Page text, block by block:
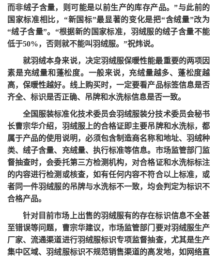
而非绒子含量，则可能是以前生产的库存产品。”与此前的
国家标准相比，“新国标”最显著的变化是把“含绒量”改为
“绒子含量”。“根据新的国家标准，羽绒服的绒子含量不能
低于50%，否则就不能叫羽绒服。”祝炜说。
就羽绒本身来说，决定羽绒服保暖性能最重要的两项因
素是充绒量和蓬松度。一般来说，充绒量越多、蓬松度越
高，保暖性越好。线上购买时，一定要看产品标签信息是否
齐全、标识是否正确、吊牌和水洗标信息是否一致。
全国服装标准化技术委员会羽绒服装分技术委员会秘书
长曹宗华介绍，羽绒服上的合格证即主要吊牌和水洗标，都
属于产品的使用说明，必须包含制造商名称和地址、羽绒种
类、绒子含量、充绒量、执行标准等信息。市场监管部门监
督抽查时，会委托第三方检测机构，对合格证和水洗标标注
的内容进行检测或核查，如有任何内容不符合以上标准，或
者同一件羽绒服的吊牌与水洗标不一致，均会判定为标识不
合格产品。
针对目前市场上出售的羽绒服有的存在标识信息不全甚
至错误等问题，曹宗华建议，市场监管部门要对羽绒服生产
厂家、流通渠道进行羽绒服标识专项监督抽查，尤其是生产
集中区域、羽绒服标识不规范销售渠道的高发地，如网络直